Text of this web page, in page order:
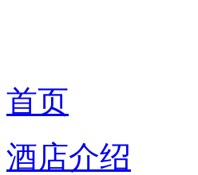
首页
酒店介绍